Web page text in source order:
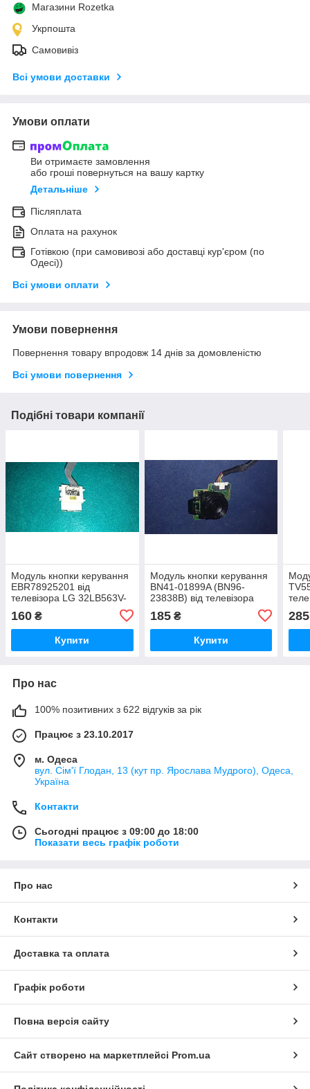
Магазини Rozetka
Укрпошта
Самовивіз
Всі умови доставки
Умови оплати
Ви отримаєте замовлення
або гроші повернуться на вашу картку
Детальніше
Післяплата
Оплата на рахунок
Готівкою (при самовивозі або доставці кур'єром (по
Одесі))
Всі умови оплати
Умови повернення
Повернення товару впродовж 14 днів за домовленістю
Всі умови повернення
Подібні товари компанії
Модуль кнопки керування
EBR78925201 від
телевізора LG 32LB563V-
160 ₴
Купити
Модуль кнопки керування
BN41-01899A (BN96-
23838B) від телевізора
Samsung UE32EH6037K.
Модуль цілий,
перевірений, стан добрий.
185₴
Купити
285
Про нас
100% позитивних з 622 відгуків за рік
Працює з 23.10.2017
м. Одеса
вул. Сім'ї Глодан, 13 (кут пр. Ярослава Мудрого), Одеса,
Україна
Контакти
Сьогодні працює з 09:00 до 18:00
Показати весь графік роботи
Про нас
Контакти
Доставка та оплата
Графік роботи
Повна версія сайту
Сайт створено на маркетплейсі Prom.ua